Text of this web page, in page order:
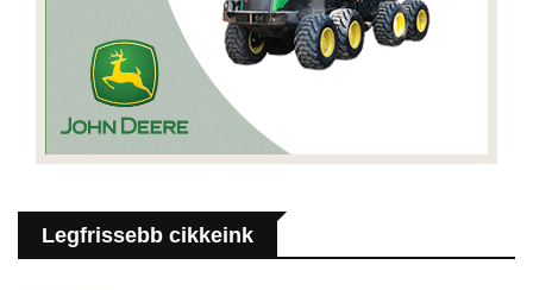
Legfrissebb cikkeink